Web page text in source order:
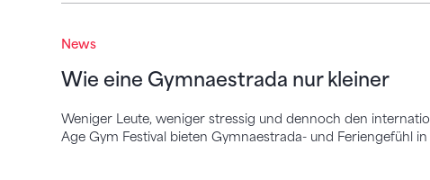
News
Wie eine Gymnaestrada nur kleiner
Weniger Leute, weniger stressig und dennoch den
Age Gym Festival bieten Gymnaestrada- und Feriengefühl